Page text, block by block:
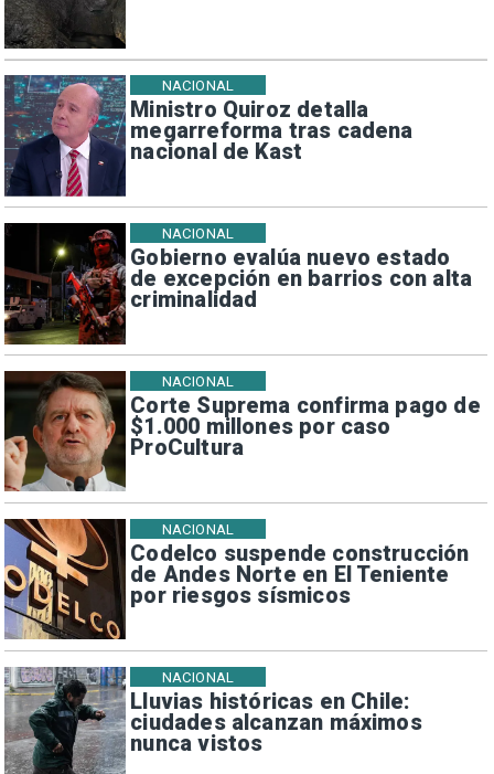
Ministro Quiroz detalla
megarreforma tras cadena
nacional de Kast
NACIONAL
Gobierno evalúa nuevo estado
de excepción en barrios con alta
criminalidad
NACIONAL
Corte Suprema confirma pago de
$1.000 millones por caso
ProCultura
NACIONAL
Codelco suspende construcción
de Andes Norte en El Teniente
por riesgos sísmicos
NACIONAL
Lluvias históricas en Chile:
ciudades alcanzan máximos
nunca vistos
NACIONAL